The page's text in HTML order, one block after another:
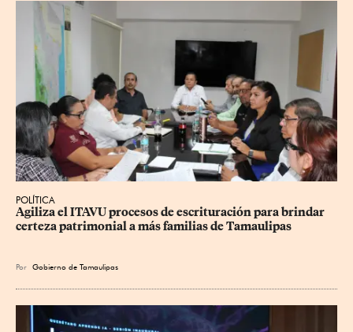
POLÍTICA
Agiliza el ITAVU procesos de escrituración para brindar
certeza patrimonial a más familias de Tamaulipas
Por Gobierno de Tamaulipas